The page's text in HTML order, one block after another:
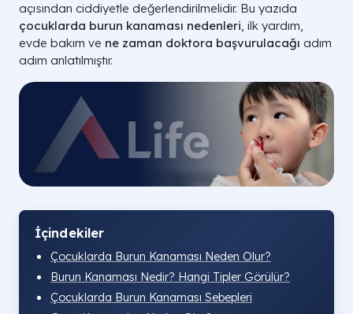
açısından ciddiyetle değerlendirilmelidir. Bu yazıda
çocuklarda burun kanaması nedenleri, ilk yardım,
evde bakım ve ne zaman doktora başvurulacağı adım
adım anlatılmıştır.
İçindekiler
Çocuklarda Burun Kanaması Neden Olur?
Burun Kanaması Nedir? Hangi Tipler Görülür?
Çocuklarda Burun Kanaması Sebepleri